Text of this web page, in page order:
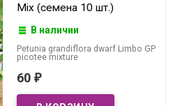
Mix (семена 10 шт.)
В наличии
Petunia grandiflora dwarf Limbo GP
picotee mixture
60 ₽